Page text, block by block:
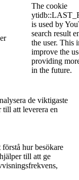
The cookie
is used by
search result
the user. This
improve the
providing
in the future.
de viktigaste
till att leverera en
hur besökare
till att ge